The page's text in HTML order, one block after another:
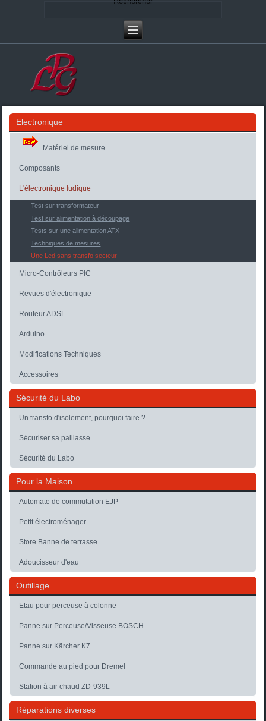
Electronique
Matériel de mesure
Composants
L'électronique ludique
Test sur transformateur
Test sur alimentation à découpage
Tests sur une alimentation ATX
Techniques de mesures
Une Led sans transfo secteur
Micro-Contrôleurs PIC
Revues d'électronique
Routeur ADSL
Arduino
Modifications Techniques
Accessoires
Sécurité du Labo
Un transfo d'isolement, pourquoi faire ?
Sécuriser sa paillasse
Sécurité du Labo
Pour la Maison
Automate de commutation EJP
Petit électroménager
Store Banne de terrasse
Adoucisseur d'eau
Outillage
Etau pour perceuse à colonne
Panne sur Perceuse/Visseuse BOSCH
Panne sur Kärcher K7
Commande au pied pour Dremel
Station à air chaud ZD-939L
Réparations diverses